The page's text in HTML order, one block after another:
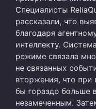
Специалисты
рассказали, что
благодаря
интеллекту.
режиме связала
не связанных
вторжения, что при
бы гораздо больше
незамеченным.